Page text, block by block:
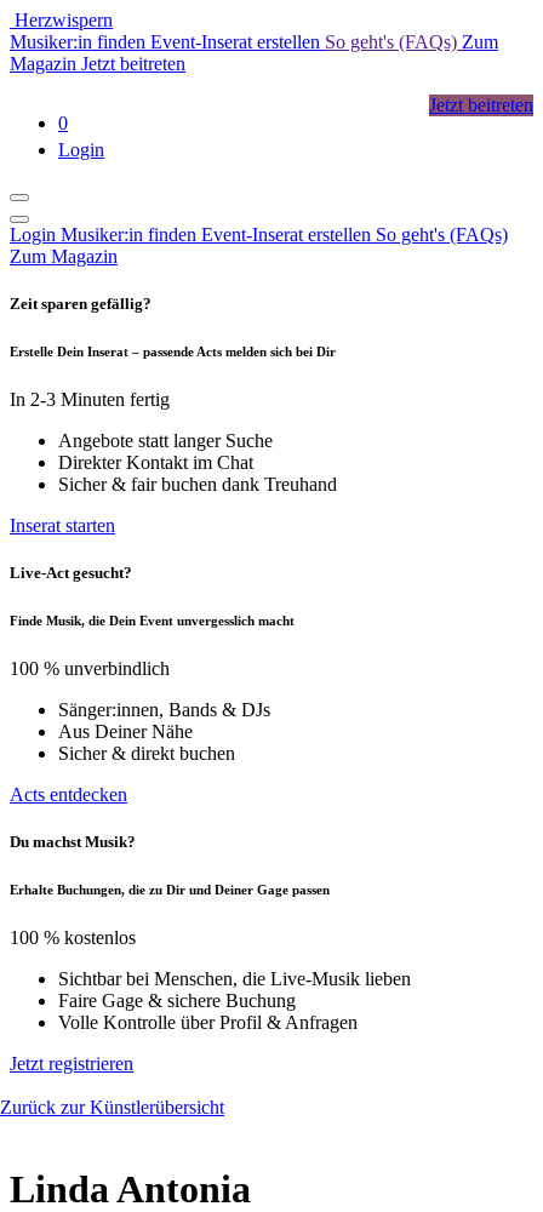
Herzwispern
Musiker:in finden Event-Inserat erstellen So geht's (FAQs) Zum
Magazin Jetzt beitreten
Jetzt beitreten
0
Login
Login Musiker:in finden Event-Inserat erstellen So geht's (FAQs)
Zum Magazin
Zeit sparen gefällig?
Erstelle Dein Inserat – passende Acts melden sich bei Dir
In 2-3 Minuten fertig
Angebote statt langer Suche
Direkter Kontakt im Chat
Sicher & fair buchen dank Treuhand
Inserat starten
Live-Act gesucht?
Finde Musik, die Dein Event unvergesslich macht
100 % unverbindlich
Sänger:innen, Bands & DJs
Aus Deiner Nähe
Sicher & direkt buchen
Acts entdecken
Du machst Musik?
Erhalte Buchungen, die zu Dir und Deiner Gage passen
100 % kostenlos
Sichtbar bei Menschen, die Live-Musik lieben
Faire Gage & sichere Buchung
Volle Kontrolle über Profil & Anfragen
Jetzt registrieren
Zurück zur Künstlerübersicht
Linda Antonia